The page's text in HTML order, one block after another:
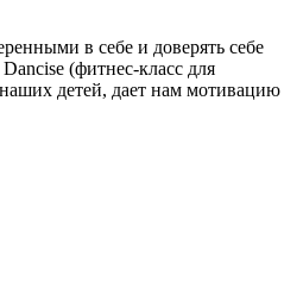
в себе и доверять себе
(фитнес-класс для
детей, дает нам мотивацию